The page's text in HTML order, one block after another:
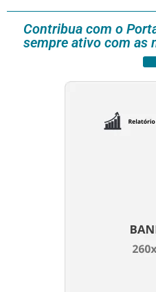
Contribua com o
sempre ativo com as